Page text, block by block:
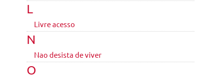
L
Livre acesso
N
Nao desista de viver
O